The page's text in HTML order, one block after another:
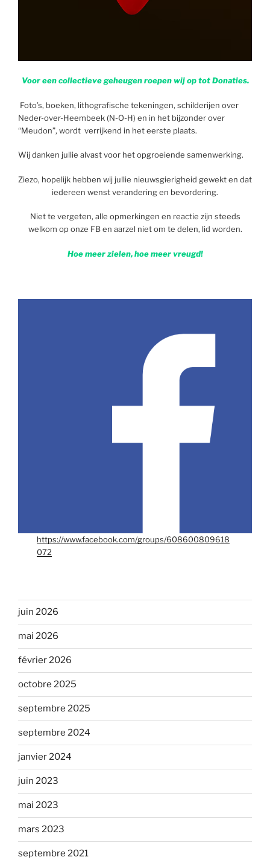
Voor een collectieve geheugen roepen wij op tot Donaties.
Foto’s, boeken, lithografische tekeningen, schilderijen over
Neder-over-Heembeek (N-O-H) en in het bijzonder over
“Meudon”, wordt verrijkend in het eerste plaats.
Wij danken jullie alvast voor het opgroeiende samenwerking.
Ziezo, hopelijk hebben wij jullie nieuwsgierigheid gewekt en dat
iedereen wenst verandering en bevordering.
Niet te vergeten, alle opmerkingen en reactie zijn steeds
welkom op onze FB en aarzel niet om te delen, lid worden.
Hoe meer zielen, hoe meer vreugd!
https://www.facebook.com/groups/608600809618
072
juin 2026
mai 2026
février 2026
octobre 2025
septembre 2025
septembre 2024
janvier 2024
juin 2023
mai 2023
mars 2023
septembre 2021